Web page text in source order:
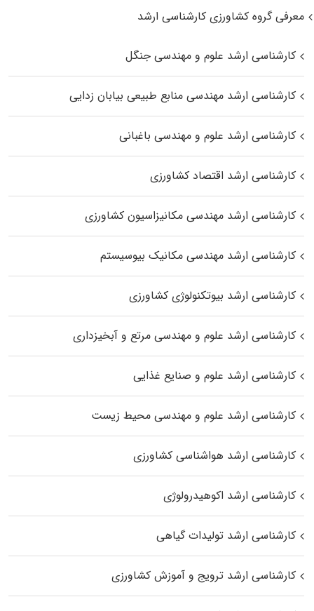
معرفی گروه کشاورزی کارشناسی ارشد
کارشناسی ارشد علوم و مهندسی جنگل
کارشناسی ارشد مهندسی منابع طبیعی بیابان زدایی
کارشناسی ارشد علوم و مهندسی باغبانی
کارشناسی ارشد اقتصاد کشاورزی
کارشناسی ارشد مهندسی مکانیزاسیون کشاورزی
کارشناسی ارشد مهندسی مکانیک بیوسیستم
کارشناسی ارشد بیوتکنولوژی کشاورزی
کارشناسی ارشد علوم و مهندسی مرتع و آبخیزداری
کارشناسی ارشد علوم و صنایع غذایی
کارشناسی ارشد علوم و مهندسی محیط زیست
کارشناسی ارشد هواشناسی کشاورزی
کارشناسی ارشد اکوهیدرولوژی
کارشناسی ارشد تولیدات گیاهی
کارشناسی ارشد ترویج و آموزش کشاورزی